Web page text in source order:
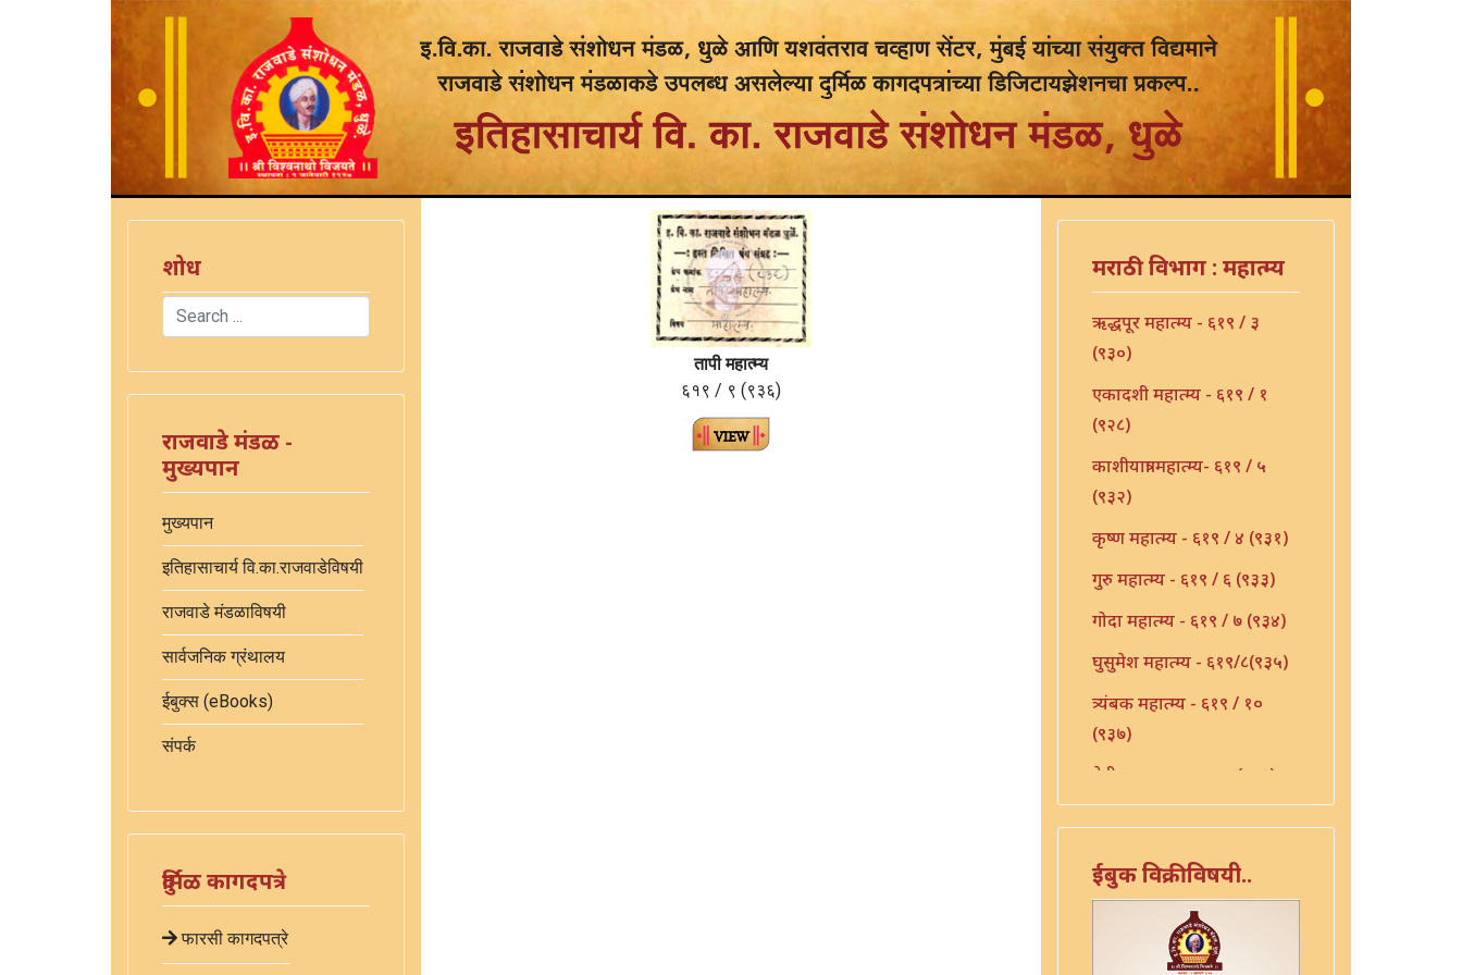
शोध
Search
राजवाडे मंडळ -
मुख्यपान
मुख्यपान
इतिहासाचार्य वि.का.राजवाडेविषयी
राजवाडे मंडळाविषयी
सार्वजनिक ग्रंथालय
ईबुक्स (eBooks)
संपर्क
दुर्मिळ कागदपत्रे
फारसी कागदपत्रे
तापी महात्म्य
६१९ / ९ (९३६)
मराठी विभाग : महात्म्य
ऋद्धपूर महात्म्य - ६१९ / ३
(९३०)
एकादशी महात्म्य - ६१९ / १
(९२८)
काशीयात्रा महात्म्य- ६१९ / ५
(९३२)
कृष्ण महात्म्य - ६१९ / ४ (९३१)
गुरु महात्म्य - ६१९ / ६ (९३३)
गोदा महात्म्य - ६१९ / ७ (९३४)
घुसुमेश महात्म्य - ६१९/८(९३५)
त्र्यंबक महात्म्य - ६१९ / १०
(९३७)
देवी महात्म्य - ६१९-११(९३८)
पांडुरंग महात्म्य - ६१९ / १३
पांडुरंग महात्म्य - ६१९ / १५
ईबुक विक्रीविषयी..